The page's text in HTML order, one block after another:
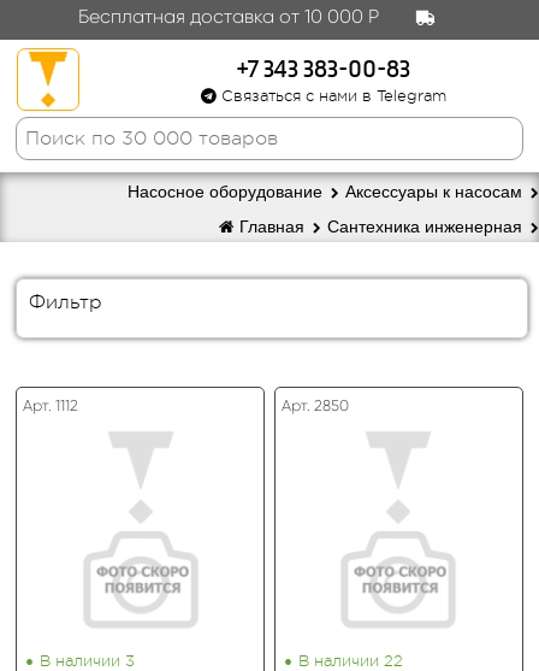
Бесплатная доставка от 10 000 Р
+7 343 383-00-83
Связаться с нами в Telegram
Аксессуары к насосам
Насосное оборудование
Сантехника инженерная
Главная
Фильтр
Арт. 1112
• В наличии 3
Арт. 2850
• В наличии 22